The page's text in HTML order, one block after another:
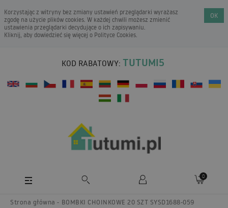
Korzystając z witryny bez zmiany ustawień przeglądarki wyrażasz
zgodę na użycie plików cookies. W każdej chwili możesz zmienić
ustawienia przeglądarki decydujące o ich zapisywaniu.
Kliknij, aby dowiedzieć się więcej o Polityce Cookies.
OK
KOD RABATOWY: TUTUMI5
0
Strona główna BOMBKI CHOINKOWE 20 SZT SYSD1688-059